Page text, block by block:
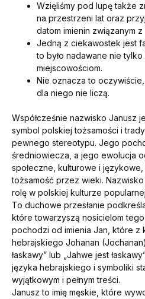
Wzięliśmy pod lupę także
na przestrzeni lat oraz
datom imienin związanym z
Jedną z ciekawostek jest
to było nadawane nie
miejscowościom.
Nie oznacza to
dla niego nie liczą.
Współcześnie nazwisko Janusz
symbol polskiej tożsamości i
pewnego stereotypu. Jego
średniowiecza, a jego ewolucja
społeczne, kulturowe i językowe,
tożsamość przez wieki.
rolę w polskiej kulturze
To duchowe przesłanie
które towarzyszą nosicielom tego
pochodzi od imienia Jan, które z
hebrajskiego Johanan
łaskawy” lub „Jahwe jest
języka hebrajskiego i symboliki
wyjątkowym i pełnym treści.
Janusz to imię męskie, które